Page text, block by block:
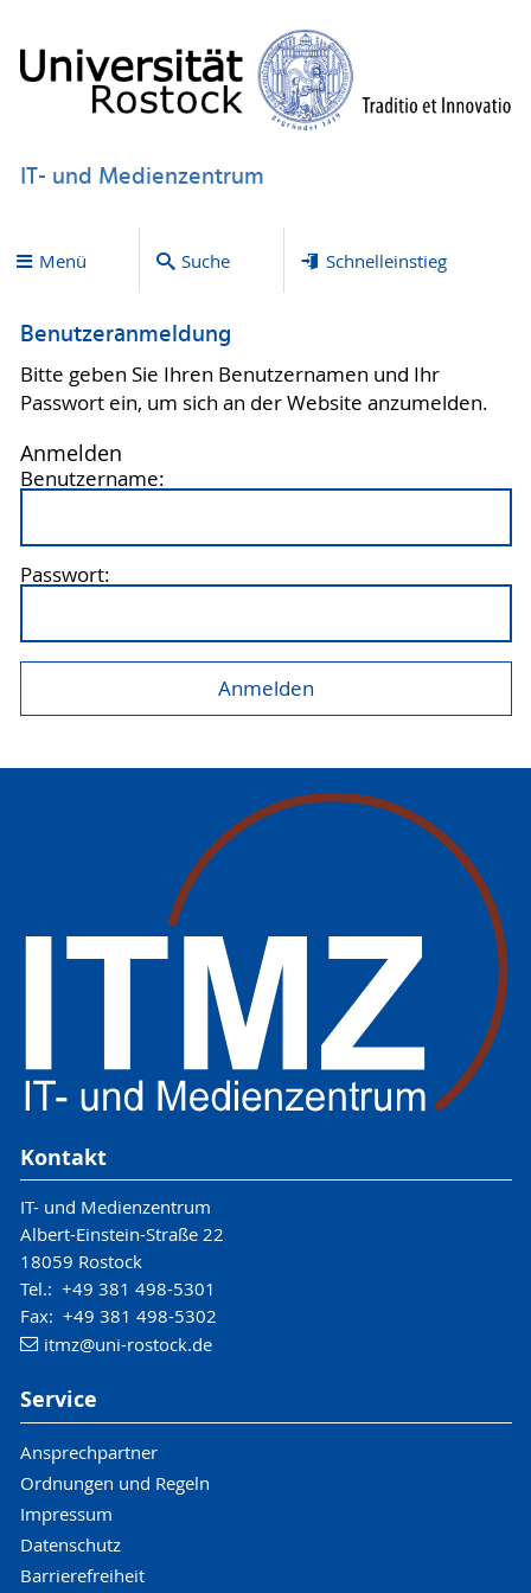
IT- und Medienzentrum
Menü Suche Schnelleinstieg
Benutzeranmeldung
Bitte geben Sie Ihren Benutzernamen und Ihr
Passwort ein, um sich an der Website anzumelden.
Anmelden
Benutzername:
Passwort:
Kontakt
IT- und Medienzentrum
Albert-Einstein-Straße 22
18059 Rostock
Tel.: +49 381 498-5301
Fax: +49 381 498-5302
itmz@uni-rostock.de
Service
Ansprechpartner
Ordnungen und Regeln
Impressum
Datenschutz
Barrierefreiheit